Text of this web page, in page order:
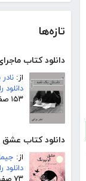
تازه‌ها
دانلود کتاب
از: نادر
۱۵۳ صفحه
دانلود کتاب عشق
از:
دانلود